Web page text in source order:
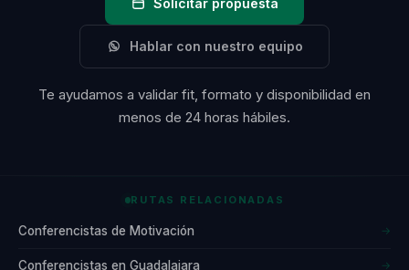
Hablar con nuestro equipo
Te ayudamos a validar fit, formato y disponibilidad en
menos de 24 horas hábiles.
RUTAS RELACIONADAS
Conferencistas de Motivación →
Conferencistas en Guadalajara →